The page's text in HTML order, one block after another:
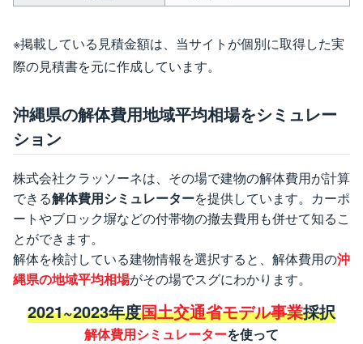
※掲載している見積金額は、当サイトが個別に取得した実
際の見積書を元に作成しています。
沖縄県の解体費用地域平均相場をシミュレー
ション
株式会社クラッソーネは、その場で建物の解体費用が計算
できる解体費用シミュレーターを提供しています。カーポ
ートやブロック塀などの付帯物の撤去費用も併せて知るこ
とができます。
解体を検討している建物情報を選択すると、解体費用の沖
縄県の地域平均相場がその場でスグにわかります。
2021~2023年度国土交通省モデル事業採択
解体費用シミュレーターを使って